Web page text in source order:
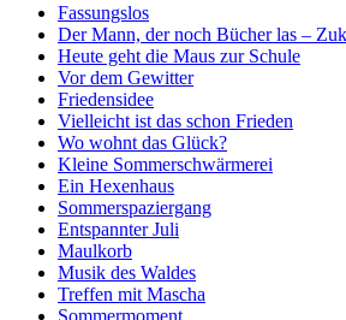
Fassungslos
Der Mann, der noch Bücher las –
Heute geht die Maus zur Schule
Vor dem Gewitter
Friedensidee
Vielleicht ist das schon Frieden
Wo wohnt das Glück?
Kleine Sommerschwärmerei
Ein Hexenhaus
Sommerspaziergang
Entspannter Juli
Maulkorb
Musik des Waldes
Treffen mit Mascha
Sommermoment